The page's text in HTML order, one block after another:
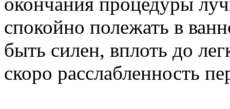
спокойно полежать в
быть силен, вплоть до
скоро расслабленность